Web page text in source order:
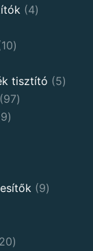
4
10
tisztító
5
97
9
9
20